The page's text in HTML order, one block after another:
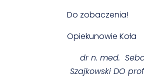
Do zobaczenia!
Opiekunowie Koła
dr n. med.
Szajkowski DO